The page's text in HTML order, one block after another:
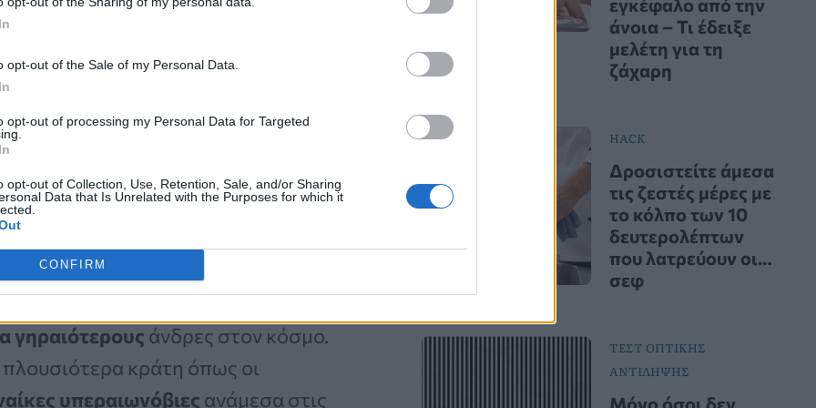
opt-out of the Sale of my Personal Data.
opt-out of processing my Personal Data for Targeted
opt-out of Collection, Use, Retention, Sale, and/or Sharing
Data that Is Unrelated with the Purposes for which it
CONFIRM
μοναχή που απεβίωσε
των
οικογένεια
τους με τρεις ανιψιές ηλικίας 100,
τους
χρόνια ζωής)
εξαιρετικά πολύτιμες
χώρες για
γηραιότερους άνδρες στον κόσμο.
κράτη όπως οι
υπεραιωνόβιες ανάμεσα στις
εγκέφαλο από την
άνοια – Τι έδειξε
μελέτη για τη
ζάχαρη
HACK
Δροσιστείτε άμεσα
τις ζεστές μέρες με
το κόλπο των 10
δευτερολέπτων
που λατρεύουν οι…
σεφ
ΤΕΣΤ ΟΠΤΙΚΗΣ
ΑΝΤΙΛΗΨΗΣ